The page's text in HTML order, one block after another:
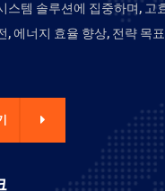
스템 솔루션에 집중하며, 고
, 에너지 효율 향상, 전략 목